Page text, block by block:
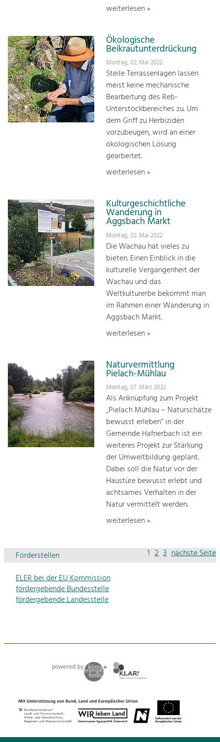
weiterlesen »
Ökologische
Beikrautunterdrückung
Montag, 02. Mai 2022
Steile Terrassenlagen lassen
meist keine mechanische
Bearbeitung des Reb-
Unterstockbereiches zu. Um
dem Griff zu Herbiziden
vorzubeugen, wird an einer
ökologischen Lösung
gearbeitet.
weiterlesen »
Kulturgeschichtliche
Wanderung in
Aggsbach Markt
Montag, 02. Mai 2022
Die Wachau hat vieles zu
bieten. Einen Einblick in die
kulturelle Vergangenheit der
Wachau und das
Weltkulturerbe bekommt man
im Rahmen einer Wanderung in
Aggsbach Markt.
weiterlesen »
Naturvermittlung
Pielach-Mühlau
Montag, 07. März 2022
Als Anknüpfung zum Projekt
„Pielach Mühlau – Naturschätze
bewusst erleben“ in der
Gemeinde Hafnerbach ist ein
weiteres Projekt zur Stärkung
der Umweltbildung geplant.
Dabei soll die Natur vor der
Haustüre bewusst erlebt und
achtsames Verhalten in der
Natur vermittelt werden.
weiterlesen »
1 2 3 nächste Seite
Förderstellen
ELER bei der EU Kommission
fördergebende Bundesstelle
fördergebende Landesstelle